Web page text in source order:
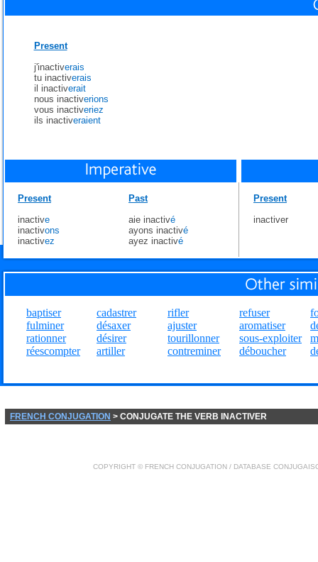
Present
j'inactiverais
tu inactiverais
il inactiverait
nous inactiverions
vous inactiveriez
ils inactiveraient
Present
inactive
inactivons
inactivez
Past
aie inactivé
ayons inactivé
ayez inactivé
Present
inactiver
baptiser
fulminer
rationner
réescompter
cadastrer
désaxer
désirer
artiller
rifler
ajuster
tourillonner
contreminer
refuser
aromatiser
sous-exploiter
déboucher
FRENCH CONJUGATION > CONJUGATE THE VERB INACTIVER
COPYRIGHT © FRENCH CONJUGATION / DATABASE